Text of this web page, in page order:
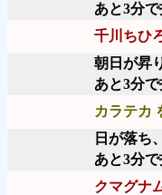
あと3分
千川ちひ
朝日が昇
あと3分
カラテカ
日が落ち
あと3分
クマグナ